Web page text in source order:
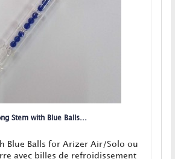
Stem with Blue Balls...
Blue Balls for Arizer Air/Solo ou
avec billes de refroidissement